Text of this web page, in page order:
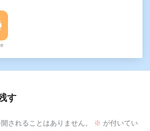
す
されることはありません。 ※ が付いてい